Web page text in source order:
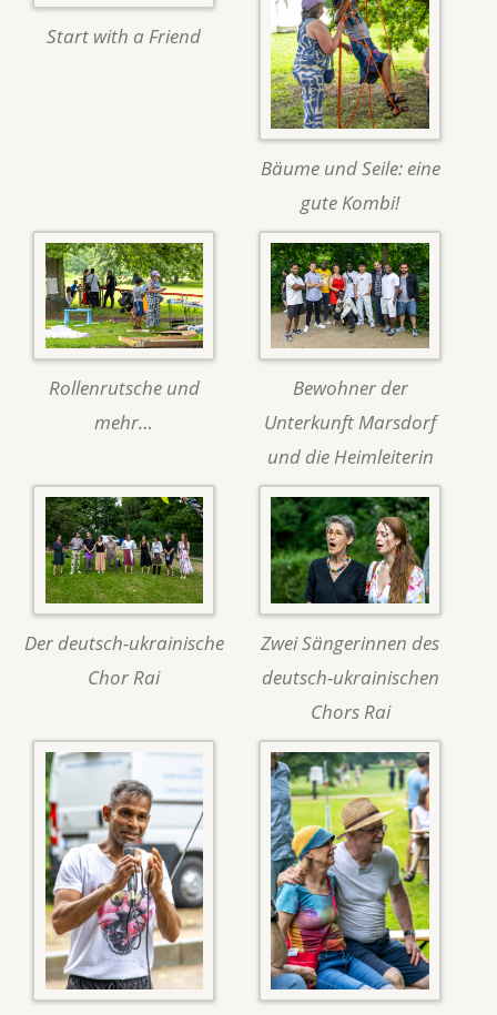
Start with a Friend
Bäume und Seile: eine
gute Kombi!
Rollenrutsche und
mehr…
Bewohner der
Unterkunft Marsdorf
und die Heimleiterin
Der deutsch-ukrainische
Chor Rai
Zwei Sängerinnen des
deutsch-ukrainischen
Chors Rai